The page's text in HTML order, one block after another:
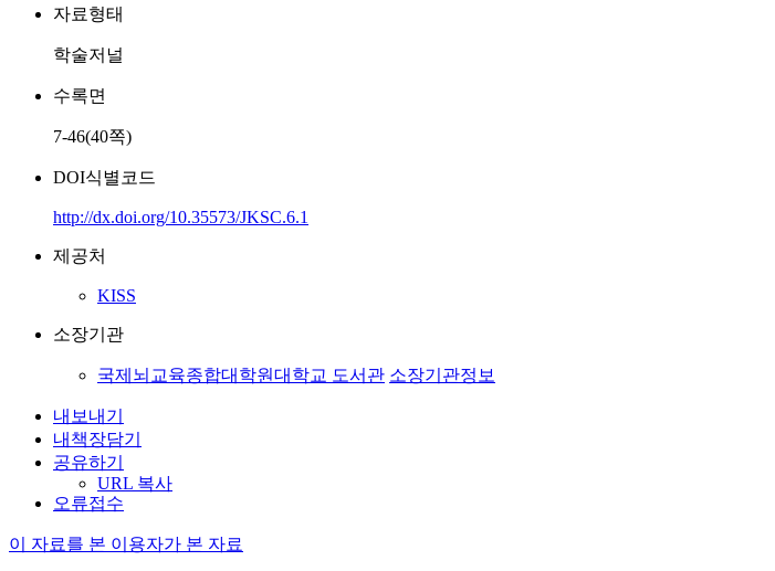
자료형태
학술저널
수록면
7-46(40쪽)
DOI식별코드
http://dx.doi.org/10.35573/JKSC.6.1
제공처
KISS
소장기관
국제뇌교육종합대학원대학교 도서관 소장기관정보
내보내기
내책장담기
공유하기
URL 복사
오류접수
이 자료를 본 이용자가 본 자료